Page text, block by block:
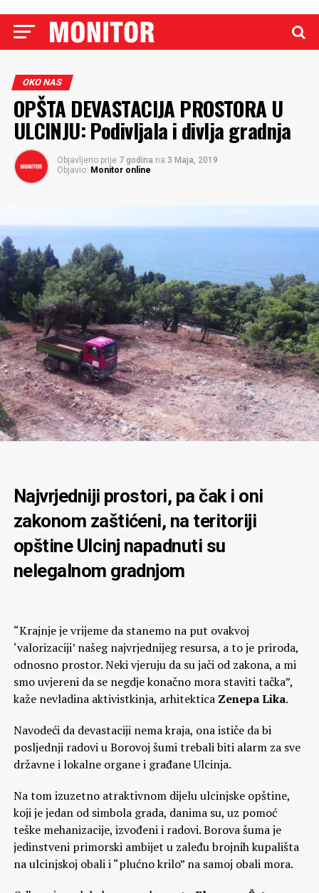
OKO NAS
OPŠTA DEVASTACIJA PROSTORA U
ULCINJU: Podivljala i divlja gradnja
Objavljeno prije 7 godina na 3 Maja, 2019
Objavio: Monitor online
Najvrjedniji prostori, pa čak i oni
zakonom zaštićeni, na teritoriji
opštine Ulcinj napadnuti su
nelegalnom gradnjom
“Krajnje je vrijeme da stanemo na put ovakvoj
‘valorizaciji’ našeg najvrjednijeg resursa, a to je priroda,
odnosno prostor. Neki vjeruju da su jači od zakona, a mi
smo uvjereni da se negdje konačno mora staviti tačka”,
kaže nevladina aktivistkinja, arhitektica Zenepa Lika.
Navodeći da devastaciji nema kraja, ona ističe da bi
posljednji radovi u Borovoj šumi trebali biti alarm za sve
državne i lokalne organe i građane Ulcinja.
Na tom izuzetno atraktivnom dijelu ulcinjske opštine,
koji je jedan od simbola grada, danima su, uz pomoć
teške mehanizacije, izvođeni i radovi. Borova šuma je
jedinstveni primorski ambijet u zaleđu brojnih kupališta
na ulcinjskoj obali i “plućno krilo” na samoj obali mora.